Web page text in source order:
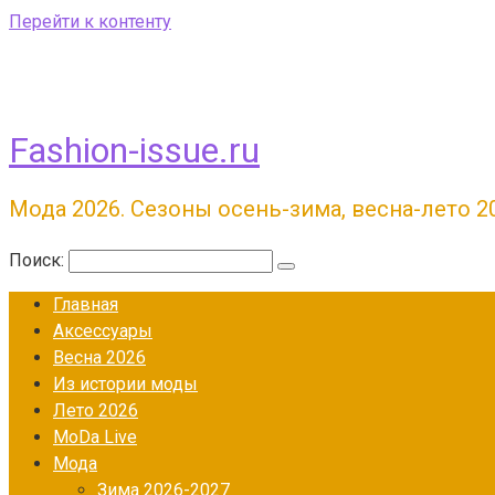
Перейти к контенту
Fashion-issue.ru
Мода 2026. Сезоны осень-зима, весна-лето
Поиск:
Главная
Аксессуары
Весна 2026
Из истории моды
Лето 2026
МоDа Live
Мода
Зима 2026-2027